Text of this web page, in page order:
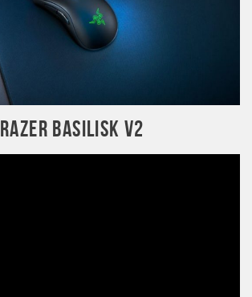
RAZER BASILISK V2